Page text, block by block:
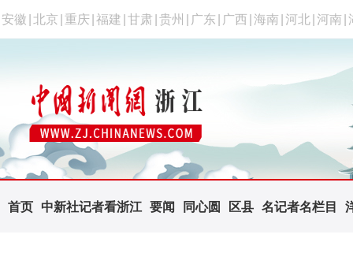
安徽 北京 重庆 福建 甘肃 贵州 广东 广西 海南 河北 河南
首页 中新社记者看浙江 要闻 同心圆 区县 名记者名栏目